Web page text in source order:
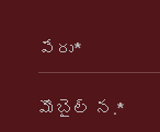
పేరు*
మొబైల్ న.*